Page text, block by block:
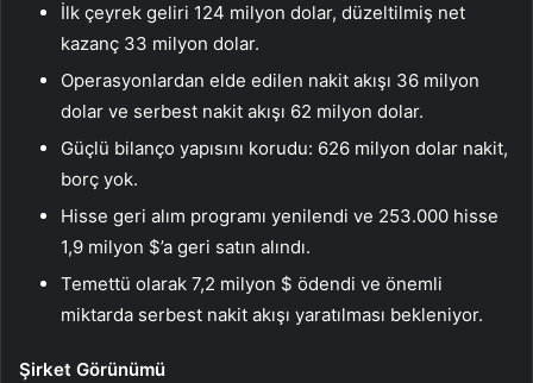
İlk çeyrek geliri 124 milyon dolar, düzeltilmiş net
kazanç 33 milyon dolar.
Operasyonlardan elde edilen nakit akışı 36 milyon
dolar ve serbest nakit akışı 62 milyon dolar.
Güçlü bilanço yapısını korudu: 626 milyon dolar nakit,
borç yok.
Hisse geri alım programı yenilendi ve 253.000 hisse
1,9 milyon $’a geri satın alındı.
Temettü olarak 7,2 milyon $ ödendi ve önemli
miktarda serbest nakit akışı yaratılması bekleniyor.
Şirket Görünümü